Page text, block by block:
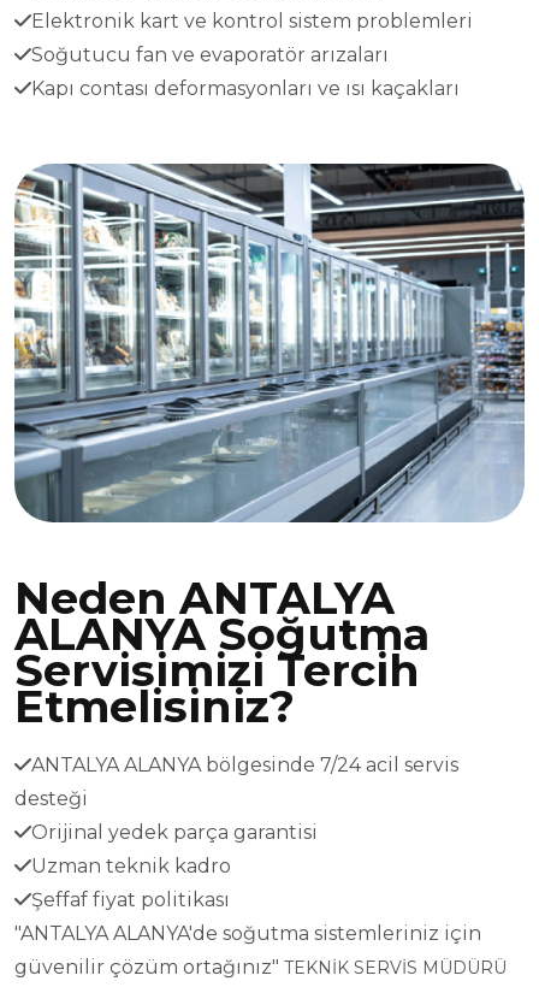
Elektronik kart ve kontrol sistem problemleri
Soğutucu fan ve evaporatör arızaları
Kapı contası deformasyonları ve ısı kaçakları
Neden ANTALYA
ALANYA Soğutma
Servisimizi Tercih
Etmelisiniz?
ANTALYA ALANYA bölgesinde 7/24 acil servis
desteği
Orijinal yedek parça garantisi
Uzman teknik kadro
Şeffaf fiyat politikası
"ANTALYA ALANYA'de soğutma sistemleriniz için
güvenilir çözüm ortağınız" TEKNİK SERVİS MÜDÜRÜ